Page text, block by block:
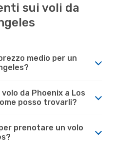
sui voli da
medio per un
da Phoenix a Los
posso trovarli?
prenotare un volo